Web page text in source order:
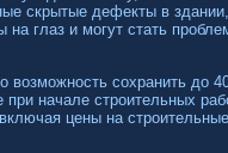
скрытые дефекты в
на глаз и могут стать
возможность сохранить до
начале строительных
цены на строительные